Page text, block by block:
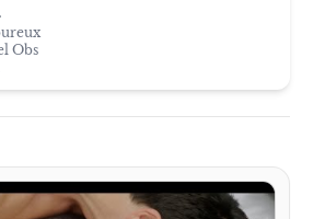
Obs